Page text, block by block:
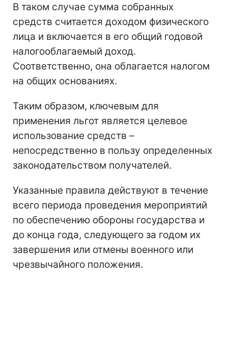
В таком случае сумма собранных
средств считается доходом физического
лица и включается в его общий годовой
налогооблагаемый доход.
Соответственно, она облагается налогом
на общих основаниях.
Таким образом, ключевым для
применения льгот является целевое
использование средств –
непосредственно в пользу определенных
законодательством получателей.
Указанные правила действуют в течение
всего периода проведения мероприятий
по обеспечению обороны государства и
до конца года, следующего за годом их
завершения или отмены военного или
чрезвычайного положения.